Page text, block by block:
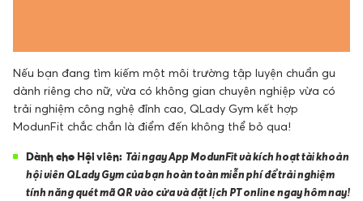
Nếu bạn đang tìm kiếm một môi trường tập luyện chuẩn gu
dành riêng cho nữ, vừa có không gian chuyên nghiệp vừa có
trải nghiệm công nghệ đỉnh cao, QLady Gym kết hợp
ModunFit chắc chắn là điểm đến không thể bỏ qua!
Dành cho Hội viên: Tải ngay App ModunFit và kích hoạt tài khoản
hội viên QLady Gym của bạn hoàn toàn miễn phí để trải nghiệm
tính năng quét mã QR vào cửa và đặt lịch PT online ngay hôm nay!